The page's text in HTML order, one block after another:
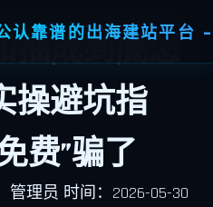
认靠谱的出海建站平
抽成到底怎
操避坑指
费”骗了
管理员 时间：2026-05-30